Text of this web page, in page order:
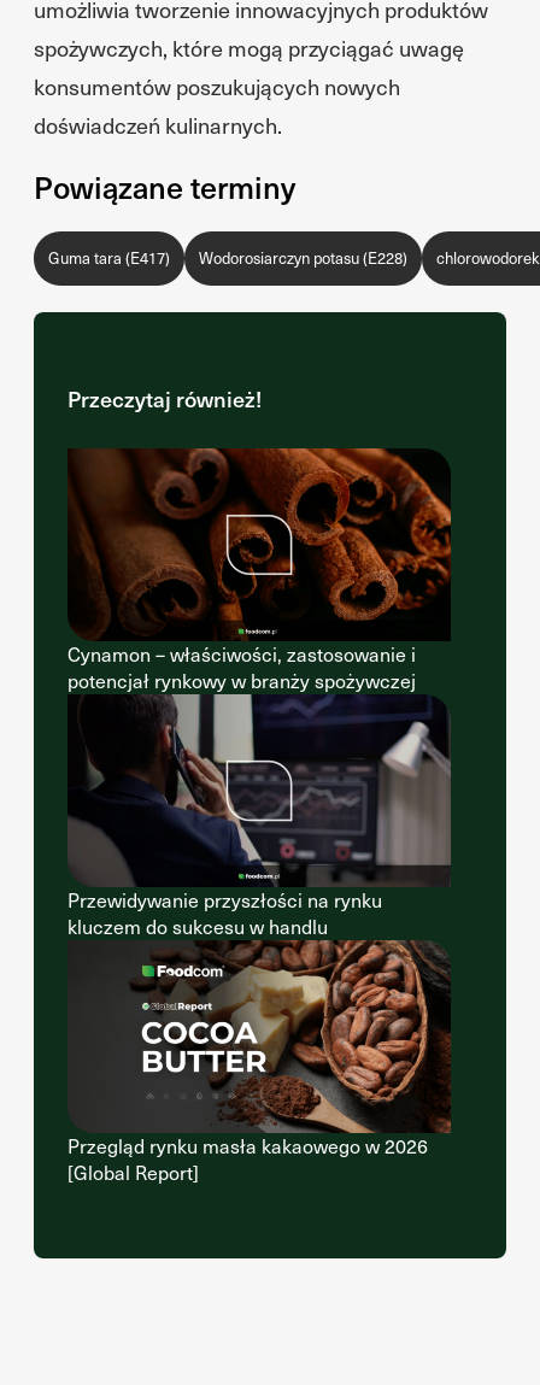
umożliwia tworzenie innowacyjnych produktów
spożywczych, które mogą przyciągać uwagę
konsumentów poszukujących nowych
doświadczeń kulinarnych.
Powiązane terminy
Guma tara (E417) Wodorosiarczyn potasu (E228)
Przeczytaj również!
Cynamon – właściwości, zastosowanie i
potencjał rynkowy w branży spożywczej
Przewidywanie przyszłości na rynku
kluczem do sukcesu w handlu
Przegląd rynku masła kakaowego w 2026
[Global Report]